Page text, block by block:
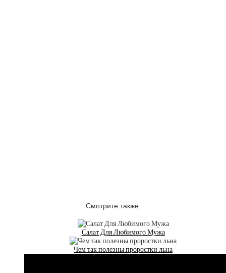
Смотрите также:
Салат Для Любимого Мужа
Чем так полезны проростки льна